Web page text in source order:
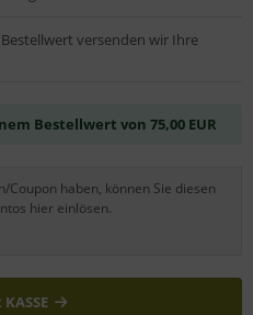
versenden wir Ihre
Bestellwert von 75,00 EUR
Coupon haben, können Sie diesen
hier einlösen.